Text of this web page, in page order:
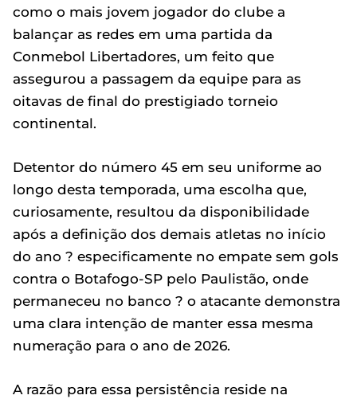
como o mais jovem jogador do clube a
balançar as redes em uma partida da
Conmebol Libertadores, um feito que
assegurou a passagem da equipe para as
oitavas de final do prestigiado torneio
continental.
Detentor do número 45 em seu uniforme ao
longo desta temporada, uma escolha que,
curiosamente, resultou da disponibilidade
após a definição dos demais atletas no início
do ano ? especificamente no empate sem gols
contra o Botafogo-SP pelo Paulistão, onde
permaneceu no banco ? o atacante demonstra
uma clara intenção de manter essa mesma
numeração para o ano de 2026.
A razão para essa persistência reside na